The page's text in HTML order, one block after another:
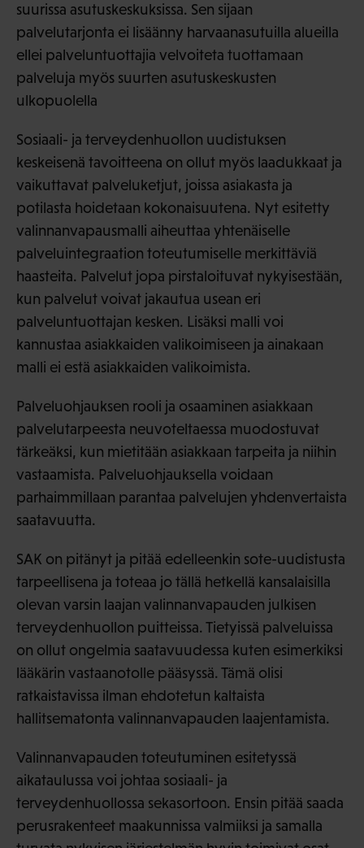
suurissa asutuskeskuksissa. Sen sijaan
palvelutarjonta ei lisäänny harvaanasutuilla alueilla
ellei palveluntuottajia velvoiteta tuottamaan
palveluja myös suurten asutuskeskusten
ulkopuolella
Sosiaali- ja terveydenhuollon uudistuksen
keskeisenä tavoitteena on ollut myös laadukkaat ja
vaikuttavat palveluketjut, joissa asiakasta ja
potilasta hoidetaan kokonaisuutena. Nyt esitetty
valinnanvapausmalli aiheuttaa yhtenäiselle
palveluintegraation toteutumiselle merkittäviä
haasteita. Palvelut jopa pirstaloituvat nykyisestään,
kun palvelut voivat jakautua usean eri
palveluntuottajan kesken. Lisäksi malli voi
kannustaa asiakkaiden valikoimiseen ja ainakaan
malli ei estä asiakkaiden valikoimista.
Palveluohjauksen rooli ja osaaminen asiakkaan
palvelutarpeesta neuvoteltaessa muodostuvat
tärkeäksi, kun mietitään asiakkaan tarpeita ja niihin
vastaamista. Palveluohjauksella voidaan
parhaimmillaan parantaa palvelujen yhdenvertaista
saatavuutta.
SAK on pitänyt ja pitää edelleenkin sote-uudistusta
tarpeellisena ja toteaa jo tällä hetkellä kansalaisilla
olevan varsin laajan valinnanvapauden julkisen
terveydenhuollon puitteissa. Tietyissä palveluissa
on ollut ongelmia saatavuudessa kuten esimerkiksi
lääkärin vastaanotolle pääsyssä. Tämä olisi
ratkaistavissa ilman ehdotetun kaltaista
hallitsematonta valinnanvapauden laajentamista.
Valinnanvapauden toteutuminen esitetyssä
aikataulussa voi johtaa sosiaali- ja
terveydenhuollossa sekasortoon. Ensin pitää saada
perusrakenteet maakunnissa valmiiksi ja samalla